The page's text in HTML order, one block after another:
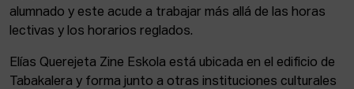
T. 0034 943 545 005
E. info@zine-eskola.eus
alumnado y este acude a trabajar más allá de las horas
lectivas y los horarios reglados.
Elías Querejeta Zine Eskola está ubicada en el edificio de
Tabakalera y forma junto a otras instituciones culturales